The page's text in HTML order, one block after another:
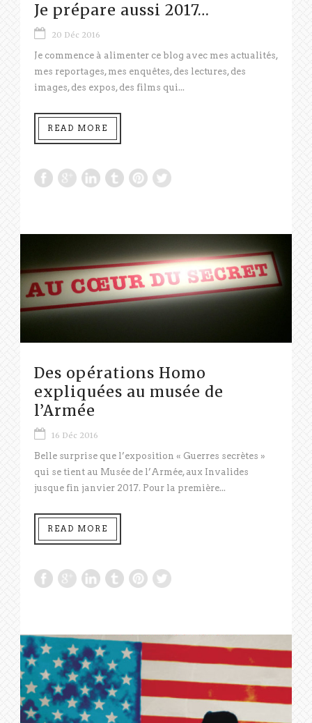
Je prépare aussi 2017…
20 Déc 2016
Je commence à alimenter ce blog avec mes actualités,
mes reportages, mes enquêtes, des lectures, des
images, des expos, des films qui...
READ MORE
Des opérations Homo
expliquées au musée de
l’Armée
16 Déc 2016
Belle surprise que l’exposition « Guerres secrètes »
qui se tient au Musée de l’Armée, aux Invalides
jusque fin janvier 2017. Pour la première...
READ MORE